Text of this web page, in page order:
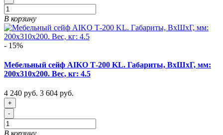
В корзину
- 15%
Мебельный сейф AIKO Т-200 KL. Габариты, ВxШxГ, мм:
200x310x200. Вес, кг: 4.5
4 240 руб. 3 604 руб.
+
-